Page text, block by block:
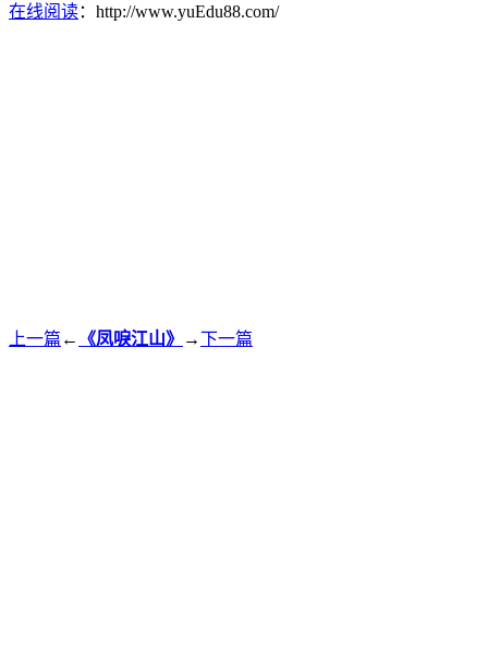
在线阅读：http://www.yuEdu88.com/
上一篇 ← 《凤唳江山》 →下一篇